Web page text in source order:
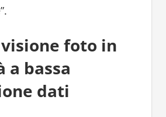
foto in
a bassa
dati